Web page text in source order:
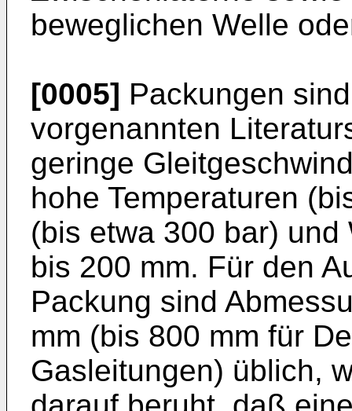
beweglichen Welle
[0005] Packungen
vorgenannten
geringe
hohe Temperaturen
(bis etwa 300 bar)
bis 200 mm. Für den
Packung sind
mm (bis 800 mm für
Gasleitungen) üblich,